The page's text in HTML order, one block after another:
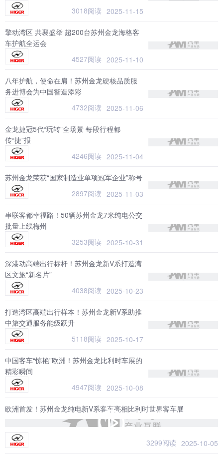
3018阅读 2025-11-15
擎动湾区 共襄盛举 超200台苏州金龙海格客
车护航全运会
4527阅读 2025-11-10
八年护航，使命在肩！苏州金龙硬核品质服
务进博会为中国智造添彩
4732阅读 2025-11-06
金龙捷冠5代“玩转”全场景 每段行程都
传“捷”报
4246阅读 2025-11-04
苏州金龙荣获“国家制造业单项冠军企业”称号
2897阅读 2025-11-03
串联客都幸福路！50辆苏州金龙7米纯电公交
批量上线梅州
3253阅读 2025-10-31
深港动高端出行标杆！苏州金龙新V系打造湾
区文旅“新名片”
4038阅读 2025-10-23
打造湾区高端出行样本！苏州金龙新V系助推
中旅交通服务能级跃升
5118阅读 2025-10-17
中国客车“惊艳”欧洲！苏州金龙比利时车展的
精彩瞬间
4947阅读 2025-10-08
欧洲首发！苏州金龙纯电新V系客车亮相比利时世界客车展
3299阅读 2025-10-05